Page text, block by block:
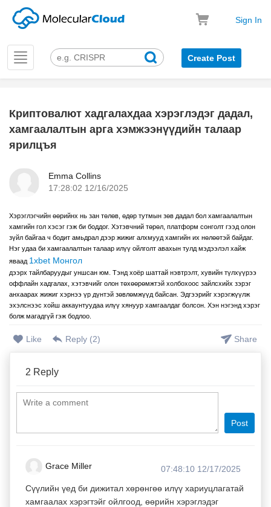
Sign In
Toggle
navigation
Create Post
Криптовалют хадгалахдаа хэрэглэдэг дадал,
хамгаалалтын арга хэмжээнүүдийн талаар
ярилцъя
Emma Collins
17:28:02 12/16/2025
Хэрэглэгчийн өөрийнх нь зан төлөв, өдөр тутмын зөв дадал бол хамгаалалтын
хамгийн гол хэсэг гэж би боддог. Хэтэвчний төрөл, платформ сонголт гээд олон
зүйл байгаа ч бодит амьдрал дээр жижиг алхмууд хамгийн их нөлөөтэй байдаг.
Нэг удаа би хамгаалалтын талаар илүү ойлголт авахын тулд мэдээлэл хайж
яваад 1xbet Монгол
дээрх тайлбаруудыг уншсан юм. Тэнд хоёр шаттай нэвтрэлт, хувийн түлхүүрээ
оффлайн хадгалах, хэтэвчийг олон төхөөрөмжтэй холбохоос зайлсхийх зэрэг
анхаарах жижиг хэрнээ үр дүнтэй зөвлөмжүүд байсан. Эдгээрийг хэрэгжүүлж
эхэлснээс хойш аккаунтуудаа илүү хянуур хамгаалдаг болсон. Хэн нэгэнд хэрэг
болж магадгүй гэж бодлоо.
Like Reply (2) Share
2 Reply
Post
Grace Miller
07:48:10 12/17/2025
Сүүлийн үед би дижитал хөрөнгөө илүү хариуцлагатай
хамгаалах хэрэгтэйг ойлгоод, өөрийн хэрэглэдэг